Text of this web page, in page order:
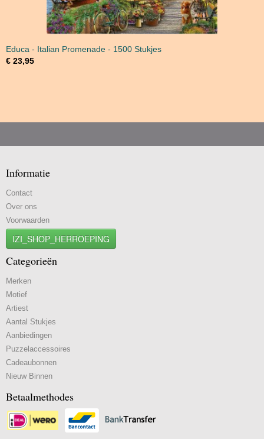
Educa - Italian Promenade - 1500 Stukjes
€ 23,95
Informatie
Contact
Over ons
Voorwaarden
IZI_SHOP_HERROEPING
Categorieën
Merken
Motief
Artiest
Aantal Stukjes
Aanbiedingen
Puzzelaccessoires
Cadeaubonnen
Nieuw Binnen
Betaalmethodes